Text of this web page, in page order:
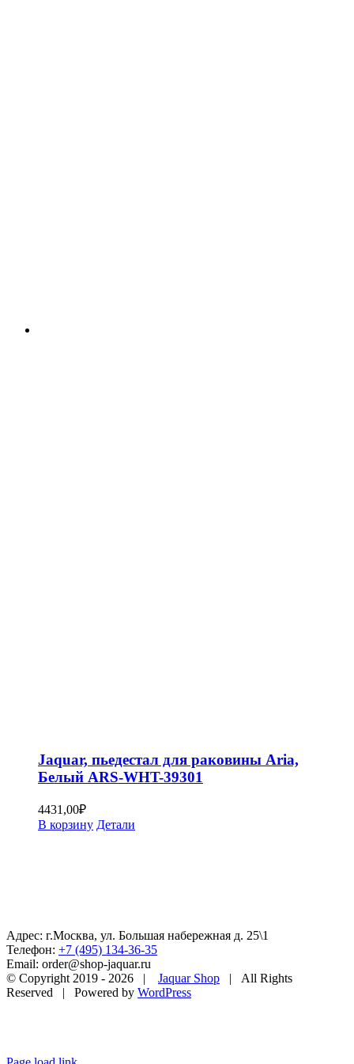
Jaquar, пьедестал для раковины Aria,
Белый ARS-WHT-39301
4431,00₽
В корзину Детали
Адрес: г.Москва, ул. Большая набережная д. 25\1
Телефон: +7 (495) 134-36-35
Email: order@shop-jaquar.ru
© Copyright 2019 - 2026 | Jaquar Shop | All Rights
Reserved | Powered by WordPress